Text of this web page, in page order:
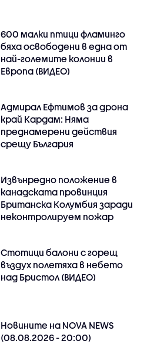
600 малки птици фламинго
бяха освободени в една от
най-големите колонии в
Европа (ВИДЕО)
Адмирал Ефтимов за дрона
край Кардам: Няма
преднамерени действия
срещу България
Извънредно положение в
канадската провинция
Британска Колумбия заради
неконтролируем пожар
Стотици балони с горещ
въздух полетяха в небето
над Бристол (ВИДЕО)
Новините на NOVA NEWS
(08.08.2026 - 20:00)